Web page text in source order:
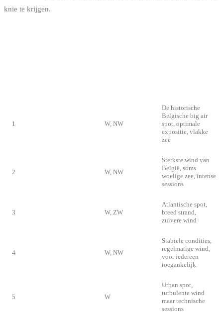
knie te krijgen.
1 W, NW
De historische
Belgische big air
spot, optimale
expositie, vlakke
zee
2 W, NW
Sterkste wind van
België, soms
woelige zee, intense
sessions
3 W, ZW
Atlantische spot,
breed strand,
zuivere wind
4 W, NW
Stabiele condities,
regelmatige wind,
voor iedereen
toegankelijk
5 W
Urban spot,
turbulente wind
maar technische
sessions